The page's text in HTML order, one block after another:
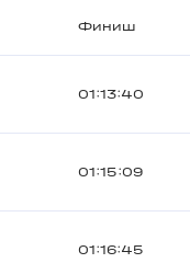
Финиш
01:13:40
01:15:09
01:16:45